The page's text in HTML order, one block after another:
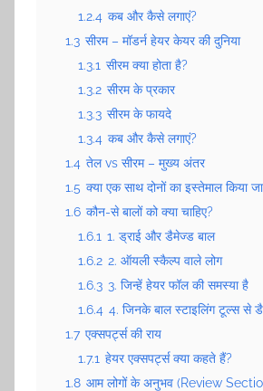
1.2.4 कब और कैसे लगाएं?
1.3 सीरम – मॉडर्न हेयर केयर की दुनिया
1.3.1 सीरम क्या होता है?
1.3.2 सीरम के प्रकार
1.3.3 सीरम के फायदे
1.3.4 कब और कैसे लगाएं?
1.4 तेल vs सीरम – मुख्य अंतर
1.5 क्या एक साथ दोनों का इस्तेमाल किया
1.6 कौन-से बालों को क्या चाहिए?
1.6.1 1. ड्राई और डैमेज्ड बाल
1.6.2 2. ऑयली स्कैल्प वाले लोग
1.6.3 3. जिन्हें हेयर फॉल की समस्या है
1.6.4 4. जिनके बाल स्टाइलिंग टूल्स से
1.7 एक्सपर्ट्स की राय
1.7.1 हेयर एक्सपर्ट्स क्या कहते हैं?
1.8 आम लोगों के अनुभव (Review